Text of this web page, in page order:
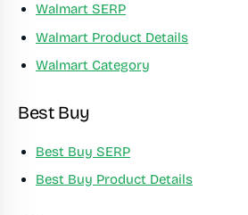
Walmart SERP
Walmart Product Details
Walmart Category
Best Buy
Best Buy SERP
Best Buy Product Details